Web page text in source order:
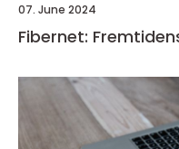
07. June 2024
Fibernet: